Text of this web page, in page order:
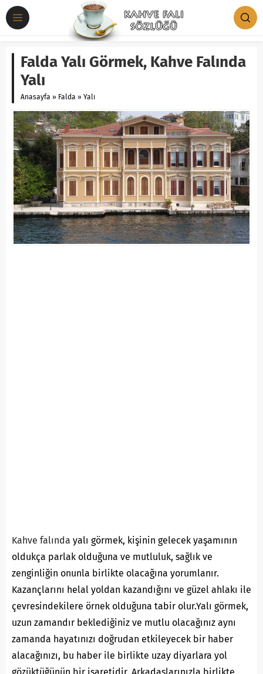
Falda Yalı Görmek, Kahve Falında
Yalı
Anasayfa » Falda » Yalı
Kahve falında yalı görmek, kişinin gelecek yaşamının
oldukça parlak olduğuna ve mutluluk, sağlık ve
zenginliğin onunla birlikte olacağına yorumlanır.
Kazançlarını helal yoldan kazandığını ve güzel ahlakı ile
çevresindekilere örnek olduğuna tabir olur.Yalı görmek,
uzun zamandır beklediğiniz ve mutlu olacağınız aynı
zamanda hayatınızı doğrudan etkileyecek bir haber
alacağınızı, bu haber ile birlikte uzay diyarlara yol